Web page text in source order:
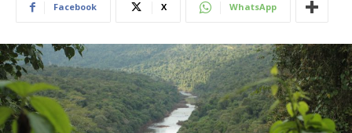
Facebook X WhatsApp